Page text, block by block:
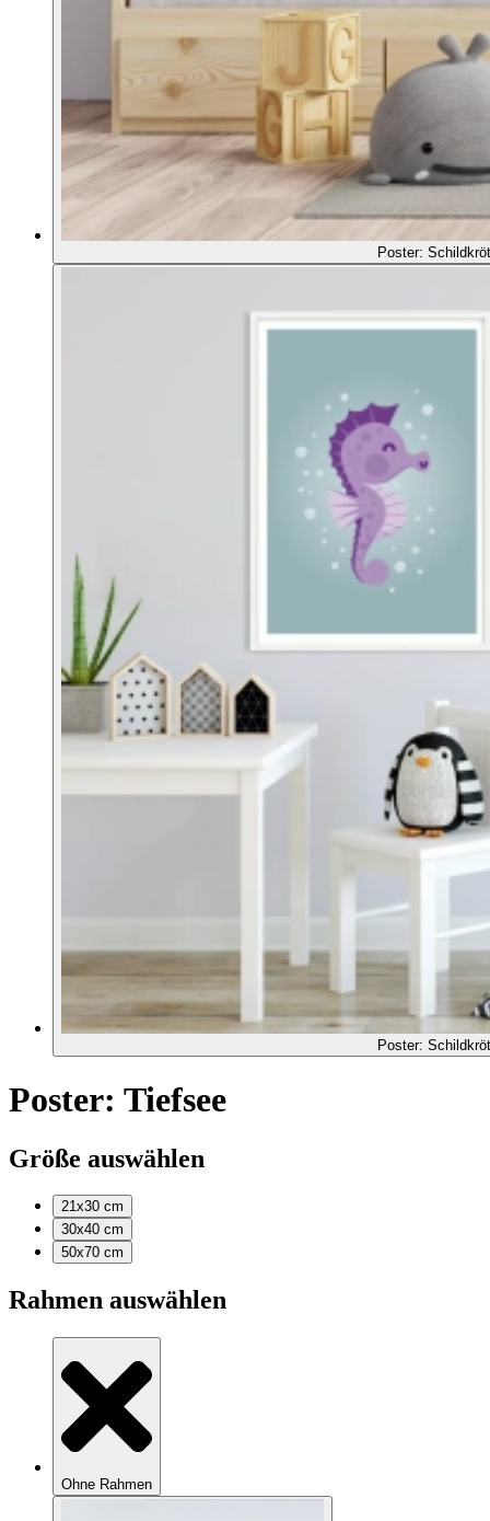
Poster:
Poster:
Poster: Tiefsee
Größe auswählen
21x30 cm
30x40 cm
50x70 cm
Rahmen auswählen
Ohne Rahmen